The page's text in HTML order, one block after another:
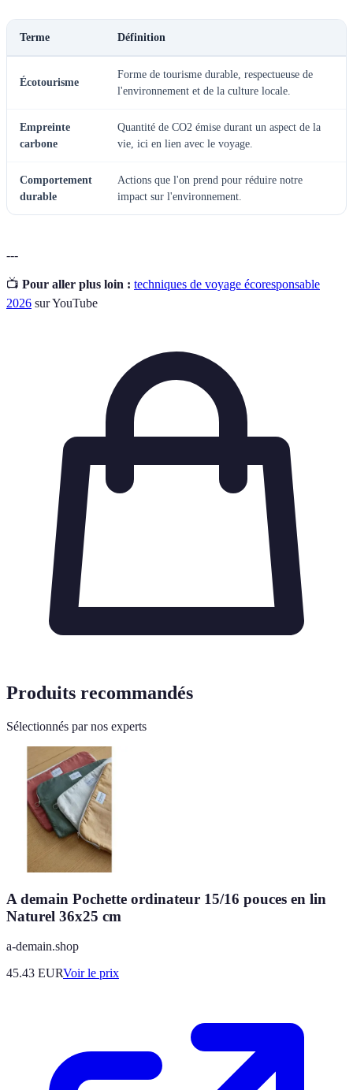
Terme Définition
Écotourisme
Forme de tourisme durable, respectueuse de
l'environnement et de la culture locale.
Empreinte
carbone
Quantité de CO2 émise durant un aspect de la
vie, ici en lien avec le voyage.
Comportement
durable
Actions que l'on prend pour réduire notre
impact sur l'environnement.
---
📺 Pour aller plus loin : techniques de voyage écoresponsable
2026 sur YouTube
Produits recommandés
Sélectionnés par nos experts
A demain Pochette ordinateur 15/16 pouces en lin
Naturel 36x25 cm
a-demain.shop
45.43 EURVoir le prix